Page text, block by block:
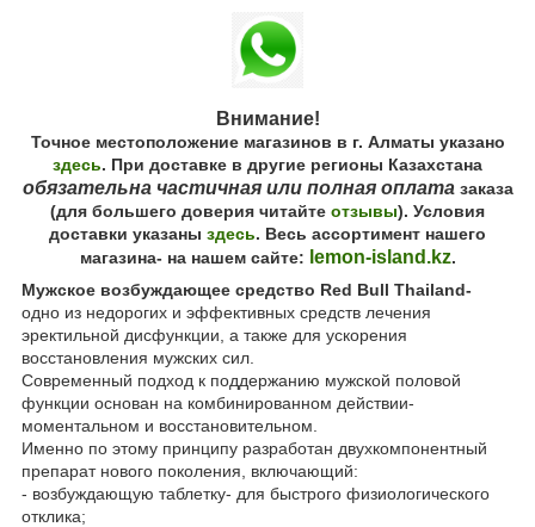
Внимание!
Точное местоположение магазинов в г. Алматы указано
здесь. При доставке в другие регионы Казахстана
обязательна частичная или полная оплатазаказа
(для большего доверия читайте отзывы). Условия
доставки указаны здесь. Весь ассортимент нашего
магазина- на нашем сайте: lemon-island.kz.
Мужское возбуждающее средство Red Bull Thailand-
одно из недорогих и эффективных средств лечения
эректильной дисфункции, а также для ускорения
восстановления мужских сил.
Современный подход к поддержанию мужской половой
функции основан на комбинированном действии-
моментальном и восстановительном.
Именно по этому принципу разработан двухкомпонентный
препарат нового поколения, включающий:
- возбуждающую таблетку- для быстрого физиологического
отклика;